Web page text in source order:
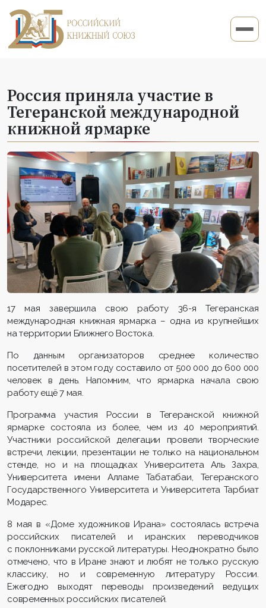
Россия приняла участие в
Тегеранской международной
книжной ярмарке
17 мая завершила свою работу 36-я Тегеранская
международная книжная ярмарка – одна из крупнейших
на территории Ближнего Востока.
По данным организаторов среднее количество
посетителей в этом году составило от 500 000 до 600 000
человек в день. Напомним, что ярмарка начала свою
работу ещё 7 мая.
Программа участия России в Тегеранской книжной
ярмарке состояла из более, чем из 40 мероприятий.
Участники российской делегации провели творческие
встречи, лекции, презентации не только на национальном
стенде, но и на площадках Университета Аль Захра,
Университета имени Алламе Табатабаи, Тегеранского
Государственного Университета и Университета Тарбиат
Модарес.
8 мая в «Доме художников Ирана» состоялась встреча
российских писателей и иранских переводчиков
с поклонниками русской литературы. Неоднократно было
отмечено, что в Иране знают и любят не только русскую
классику, но и современную литературу России.
Ежегодно выходят переводы произведений ведущих
современных российских писателей.